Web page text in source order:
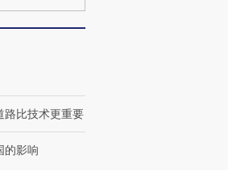
路比技术更重要
的影响